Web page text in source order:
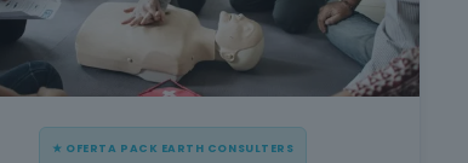
★ OFERTA PACK EARTH CONSULTERS